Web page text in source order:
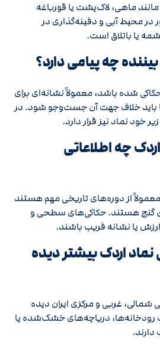
مانند ماهی، لاک‌پشت یا قورباغه
در محیط آبی و دفینه‌گذاری در
یا باتلاق است.
شده باشد، معمولاً نشانه‌ای برای
باید خلاف جهت آن جست‌وجو شود. در
خود نماد نیز قرار دارد.
چه اطلاعاتی
از دوره‌های تاریخی مهم هستند
گنج هستند. حکاکی‌های سطحی و
یا نشانه فریب باشند.
نماد اردک بیشتر دیده
شمالی، غربی و مرکزی ایران دیده
رودخانه‌ها، دریاچه‌های خشک‌شده یا
دارند.